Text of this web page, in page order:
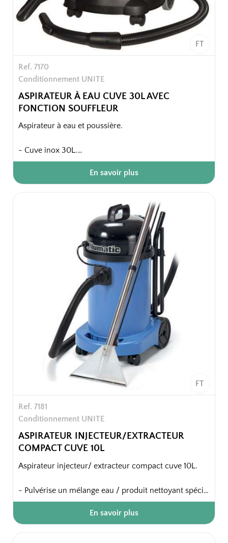
FT
Ref. 7170
Conditionnement UNITE
ASPIRATEUR À EAU CUVE 30L AVEC
FONCTION SOUFFLEUR
Aspirateur à eau et poussière.
- Cuve inox 30L.
- En raison de sa puissance élevée, de ses dimensions
compactes et sa construction robuste, cet aspirateur
est idéal pour le nettoyage d'immeubles, l'industrie et
- La fonction de soufflage est intégrée sur le côté
supérieur de l'appareil et est activée par un simple
changement de position du tuyau d'aspiration.
Emballage unitaire
En savoir plus
FT
Ref. 7181
Conditionnement UNITE
ASPIRATEUR INJECTEUR/EXTRACTEUR
COMPACT CUVE 10L
Aspirateur injecteur/ extracteur compact cuve 10L.
- Pulvérise un mélange eau / produit nettoyant spécial
non moussant et aspire l'eau sale simultanément ou
dans un second temps.En savoir plus